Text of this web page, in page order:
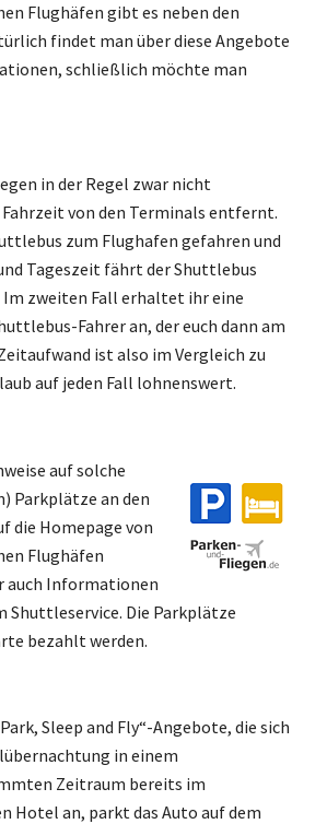
Flughäfen gibt es neben den
findet man über diese Angebote
schließlich möchte man
in der Regel zwar nicht
von den Terminals entfernt.
zum Flughafen gefahren und
Tageszeit fährt der Shuttlebus
Im zweiten Fall erhaltet ihr eine
Fahrer an, der euch dann am
ist also im Vergleich zu
auf jeden Fall lohnenswert.
auf solche
Parkplätze an den
die Homepage von
Flughäfen
Informationen
Shuttleservice. Die Parkplätze
bezahlt werden.
Sleep and Fly“-Angebote, die sich
in einem
Zeitraum bereits im
Hotel an, parkt das Auto auf dem